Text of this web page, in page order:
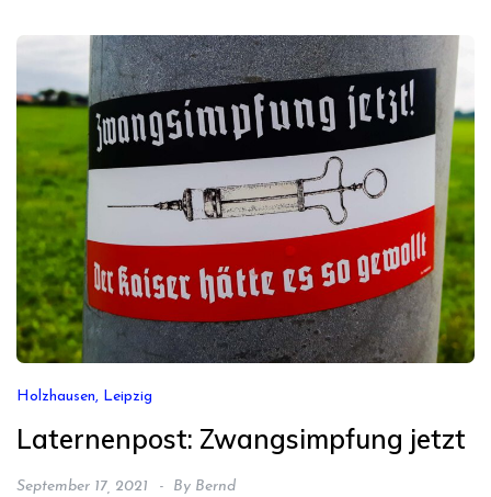
Holzhausen, Leipzig
Laternenpost: Zwangsimpfung jetzt
September 17, 2021 By Bernd